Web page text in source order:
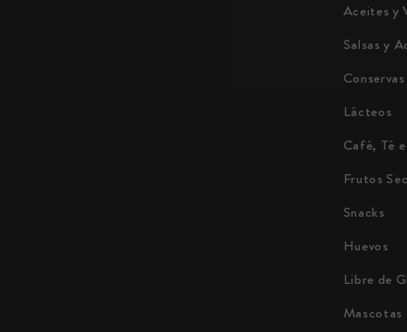
Aceites y
Salsas y
Lácteos
Café, Té
Frutos
Snacks
Huevos
Libre de
Mascotas